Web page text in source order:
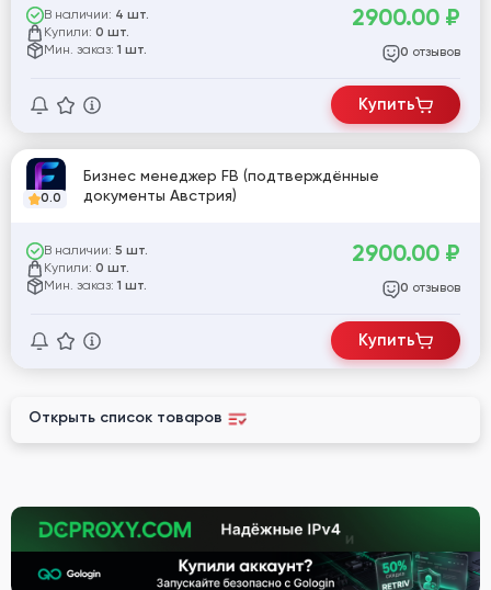
В наличии: 4 шт.
Купили: 0 шт.
Мин. заказ: 1 шт.
2900.00 ₽
0 отзывов
Купить
0.0
Бизнес менеджер FB (подтверждённые
документы Австрия)
В наличии: 5 шт.
Купили: 0 шт.
Мин. заказ: 1 шт.
2900.00 ₽
0 отзывов
Купить
Открыть список товаров